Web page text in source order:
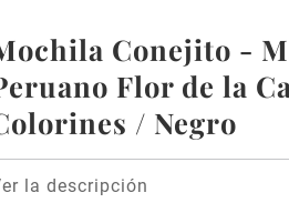
Conejito -
Flor de la
/ Negro
la descripción